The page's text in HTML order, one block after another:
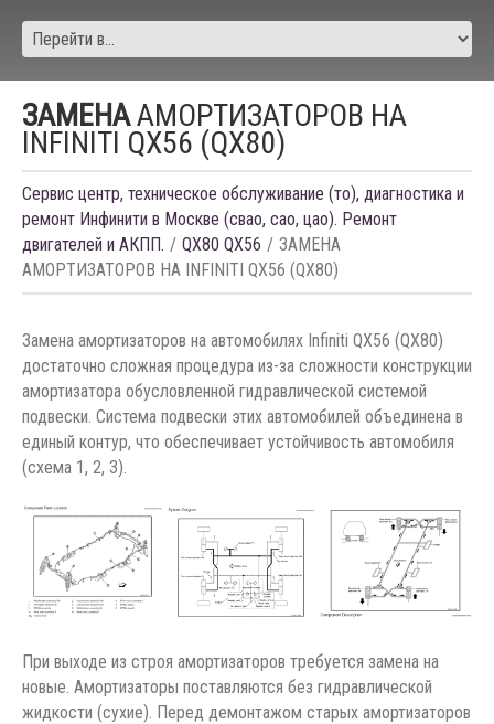
ЗАМЕНААМОРТИЗАТОРОВ НА
INFINITI QX56 (QX80)
Сервис центр, техническое обслуживание (то), диагностика и
ремонт Инфинити в Москве (свао, сао, цао). Ремонт
двигателей и АКПП.
QX80 QX56
ЗАМЕНА
АМОРТИЗАТОРОВ НА INFINITI QX56 (QX80)
Замена амортизаторов на автомобилях Infiniti QX56 (QX80)
достаточно сложная процедура из-за сложности конструкции
амортизатора обусловленной гидравлической системой
подвески. Система подвески этих автомобилей объединена в
единый контур, что обеспечивает устойчивость автомобиля
(схема 1, 2, 3).
При выходе из строя амортизаторов требуется замена на
новые. Амортизаторы поставляются без гидравлической
жидкости (сухие). Перед демонтажом старых амортизаторов